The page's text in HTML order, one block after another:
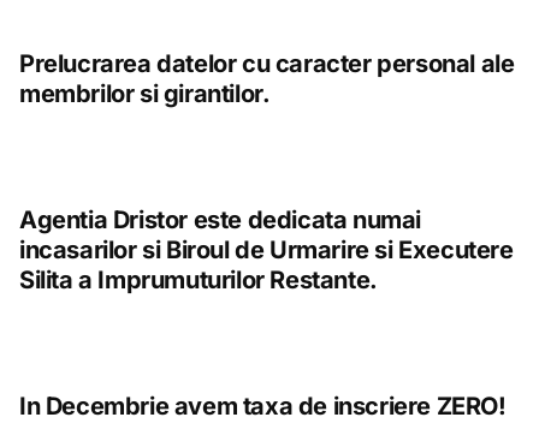
Prelucrarea datelor cu caracter personal ale
membrilor si girantilor.
Agentia Dristor este dedicata numai
incasarilor si Biroul de Urmarire si Executere
Silita a Imprumuturilor Restante.
In Decembrie avem taxa de inscriere ZERO!